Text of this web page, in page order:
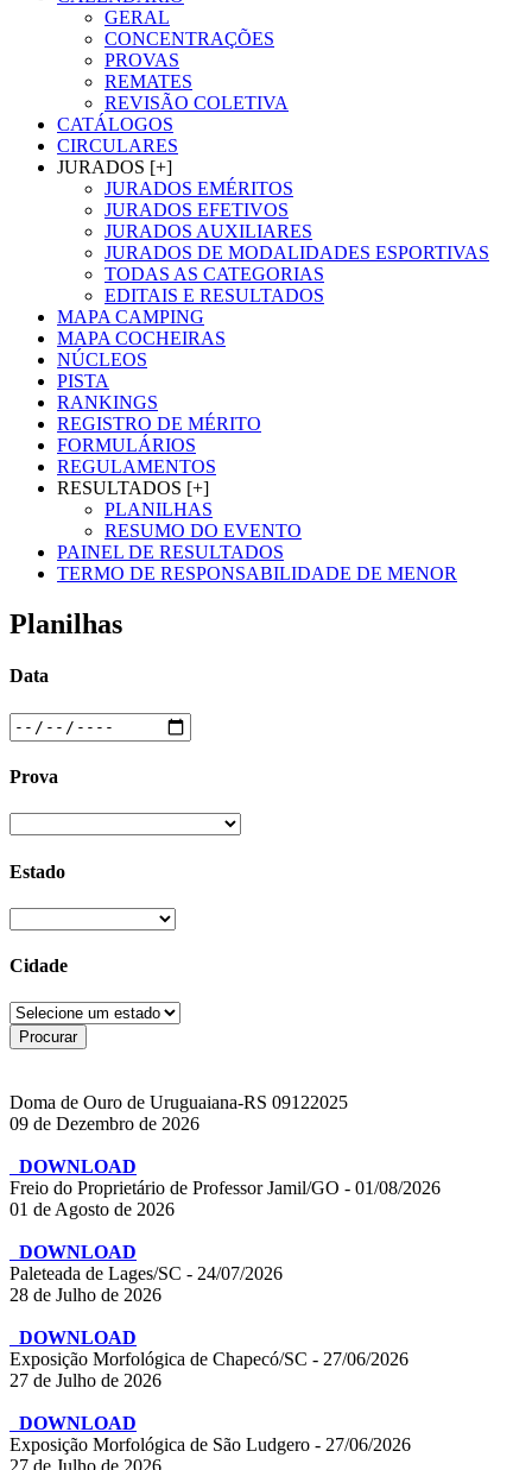
GERAL
CONCENTRAÇÕES
PROVAS
REMATES
REVISÃO COLETIVA
CATÁLOGOS
CIRCULARES
JURADOS [+]
JURADOS EMÉRITOS
JURADOS EFETIVOS
JURADOS AUXILIARES
JURADOS DE MODALIDADES ESPORTIVAS
TODAS AS CATEGORIAS
EDITAIS E RESULTADOS
MAPA CAMPING
MAPA COCHEIRAS
NÚCLEOS
PISTA
RANKINGS
REGISTRO DE MÉRITO
FORMULÁRIOS
REGULAMENTOS
RESULTADOS [+]
PLANILHAS
RESUMO DO EVENTO
PAINEL DE RESULTADOS
TERMO DE RESPONSABILIDADE DE MENOR
Planilhas
Data
Prova
Estado
Cidade
Doma de Ouro de Uruguaiana-RS 09122025
09 de Dezembro de 2026
DOWNLOAD
Freio do Proprietário de Professor Jamil/GO - 01/08/2026
01 de Agosto de 2026
DOWNLOAD
Paleteada de Lages/SC - 24/07/2026
28 de Julho de 2026
DOWNLOAD
Exposição Morfológica de Chapecó/SC - 27/06/2026
27 de Julho de 2026
DOWNLOAD
Exposição Morfológica de São Ludgero - 27/06/2026